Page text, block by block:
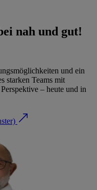
nah und gut!
und ein
starken Teams mit
– heute und in